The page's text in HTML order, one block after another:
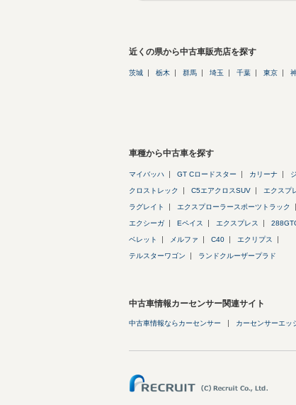
近くの県から中古車販売店を探す
茨城 栃木 群馬 埼玉 千葉 東京
車種から中古車を探す
マイバッハ GT Cロードスター カリーナ
クロストレック C5エアクロスSUV エクスプ
ラグレイト エクスプローラースポーツトラック
エクシーガ Eペイス エクスプレス
ベレット メルファ C40 エクリプス
テルスターワゴン ランドクルーザープラド
中古車情報カーセンサー関連サイト
中古車情報ならカーセンサー カーセンサーエッ